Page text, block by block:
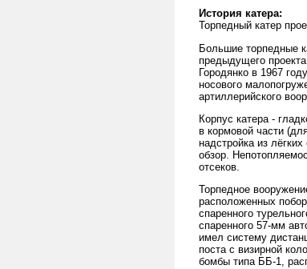
История катера:
Торпедный катер
Большие торпедные
предыдущего
Городянко в 1967
носового
артиллерийского
Корпус катера -
в кормовой части
надстройка из
обзор.
отсеков.
Торпедное
расположенных
спаренного
спаренного 57-мм
имел систему
поста с визирной
бомбы типа ББ-1,